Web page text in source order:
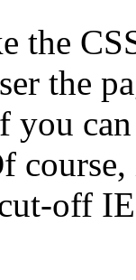
the
the
off